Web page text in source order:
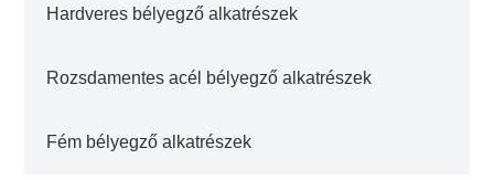
Hardveres bélyegző alkatrészek
Rozsdamentes acél bélyegző alkatrészek
Fém bélyegző alkatrészek